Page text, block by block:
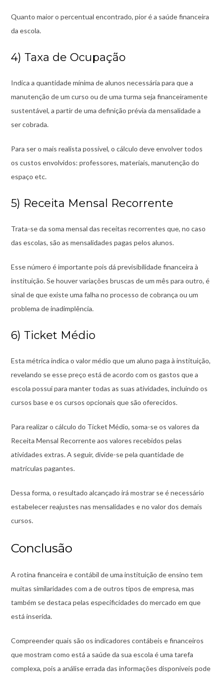
Quanto maior o percentual encontrado, pior é a saúde financeira
da escola.
4) Taxa de Ocupação
Indica a quantidade mínima de alunos necessária para que a
manutenção de um curso ou de uma turma seja financeiramente
sustentável, a partir de uma definição prévia da mensalidade a
ser cobrada.
Para ser o mais realista possível, o cálculo deve envolver todos
os custos envolvidos: professores, materiais, manutenção do
espaço etc.
5) Receita Mensal Recorrente
Trata-se da soma mensal das receitas recorrentes que, no caso
das escolas, são as mensalidades pagas pelos alunos.
Esse número é importante pois dá previsibilidade financeira à
instituição. Se houver variações bruscas de um mês para outro, é
sinal de que existe uma falha no processo de cobrança ou um
problema de inadimplência.
6) Ticket Médio
Esta métrica indica o valor médio que um aluno paga à instituição,
revelando se esse preço está de acordo com os gastos que a
escola possui para manter todas as suas atividades, incluindo os
cursos base e os cursos opcionais que são oferecidos.
Para realizar o cálculo do Ticket Médio, soma-se os valores da
Receita Mensal Recorrente aos valores recebidos pelas
atividades extras. A seguir, divide-se pela quantidade de
matrículas pagantes.
Dessa forma, o resultado alcançado irá mostrar se é necessário
estabelecer reajustes nas mensalidades e no valor dos demais
cursos.
Conclusão
A rotina financeira e contábil de uma instituição de ensino tem
muitas similaridades com a de outros tipos de empresa, mas
também se destaca pelas especificidades do mercado em que
está inserida.
Compreender quais são os indicadores contábeis e financeiros
que mostram como está a saúde da sua escola é uma tarefa
complexa, pois a análise errada das informações disponíveis pode